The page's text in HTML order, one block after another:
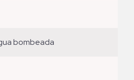
bombeada